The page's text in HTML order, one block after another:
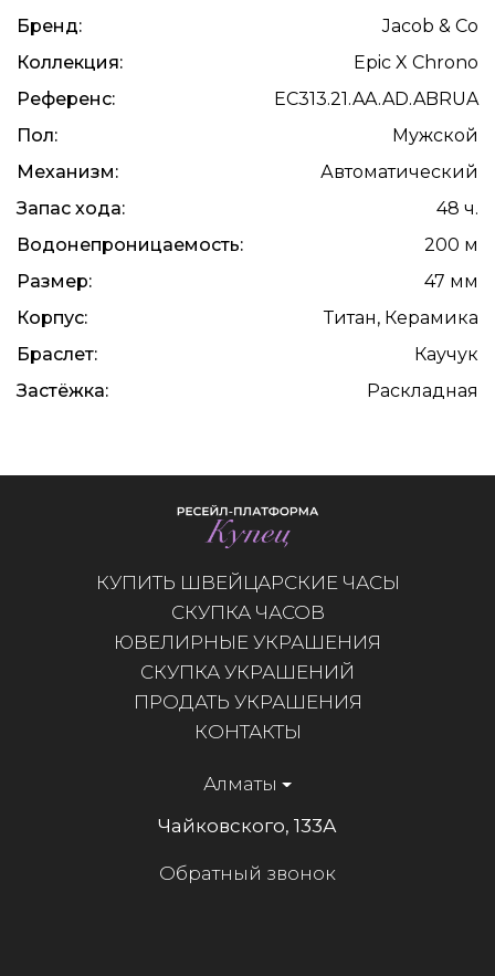
Бренд:
Jacob & Co
Коллекция:
Epic X Chrono
Референс:
EC313.21.AA.AD.ABRUA
Пол:
Мужской
Механизм:
Автоматический
Запас хода:
48 ч.
Водонепроницаемость:
200 м
Размер:
47 мм
Корпус:
Титан, Керамика
Браслет:
Каучук
Застёжка:
Раскладная
КУПИТЬ ШВЕЙЦАРСКИЕ ЧАСЫ
СКУПКА ЧАСОВ
ЮВЕЛИРНЫЕ УКРАШЕНИЯ
СКУПКА УКРАШЕНИЙ
ПРОДАТЬ УКРАШЕНИЯ
КОНТАКТЫ
Алматы
Чайковского, 133А
Обратный звонок